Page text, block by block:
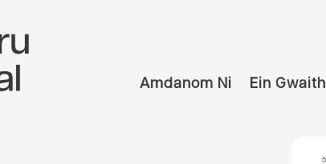
Amdanom Ni Ein Gwaith